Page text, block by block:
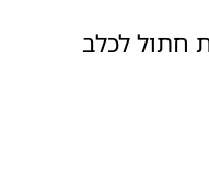
חתול לכלב